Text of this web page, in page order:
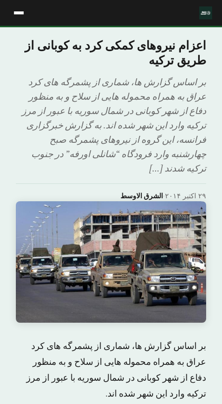
اعزام نیروهای کمکی کرد به کوبانی از
طریق ترکیه
بر اساس گزارش ها، شماری از پشمرگه های کرد
عراق به همراه محموله هایی از سلاح و به منظور
دفاع از شهر کوبانی در شمال سوریه با عبور از مرز
ترکیه وارد این شهر شده اند. به گزارش خبرگزاری
فرانسه، این گروه از نیروهای پشمرگه صبح
چهارشنبه وارد فرودگاه “شانلی اورفه” در جنوب
ترکیه شدند […]
الشرق الاوسط· ۲۹ اکتبر ۲۰۱۴
بر اساس گزارش ها، شماری از پشمرگه های کرد
عراق به همراه محموله هایی از سلاح و به منظور
دفاع از شهر کوبانی در شمال سوریه با عبور از مرز
ترکیه وارد این شهر شده اند.